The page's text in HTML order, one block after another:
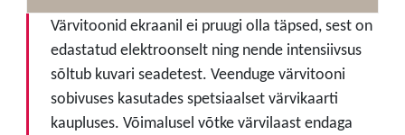
Värvitoonid ekraanil ei pruugi olla täpsed, sest on
edastatud elektroonselt ning nende intensiivsus
sõltub kuvari seadetest. Veenduge värvitooni
sobivuses kasutades spetsiaalset värvikaarti
kaupluses. Võimalusel võtke värvilaast endaga